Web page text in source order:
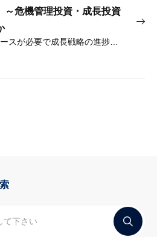
危機管理投資・成長投資
米国を上回る生産性向上ペースが必要で成長戦略の進捗管理も課題